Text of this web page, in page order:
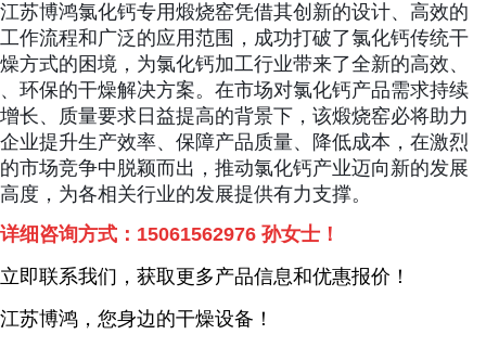
江苏博鸿氯化钙专用煅烧窑凭借其创新的设计、高效的
工作流程和广泛的应用范围，成功打破了氯化钙传统干
燥方式的困境，为氯化钙加工行业带来了全新的高效、
、环保的干燥解决方案。在市场对氯化钙产品需求持续
增长、质量要求日益提高的背景下，该煅烧窑必将助力
企业提升生产效率、保障产品质量、降低成本，在激烈
的市场竞争中脱颖而出，推动氯化钙产业迈向新的发展
高度，为各相关行业的发展提供有力支撑。
详细咨询方式： 15061562976 孙女士！
立即联系我们，获取更多产品信息和优惠报价！
江苏博鸿，您身边的干燥设备 ！